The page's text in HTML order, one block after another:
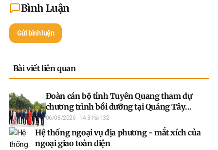
Bình Luận
Gửi bình luận
Bài viết liên quan
Đoàn cán bộ tỉnh Tuyên Quang tham dự
chương trình bồi dưỡng tại Quảng Tây
(Trung Quốc).
06/08/2026 - 14:31 132
Hệ thống ngoại vụ địa phương - mắt xích của
ngoại giao toàn diện